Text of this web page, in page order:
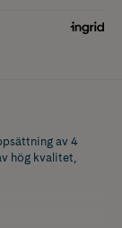
av 4
hög kvalitet,